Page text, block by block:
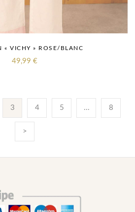
« VICHY » ROSE/BLANC
49,99 €
3 4 5 ... 8
>